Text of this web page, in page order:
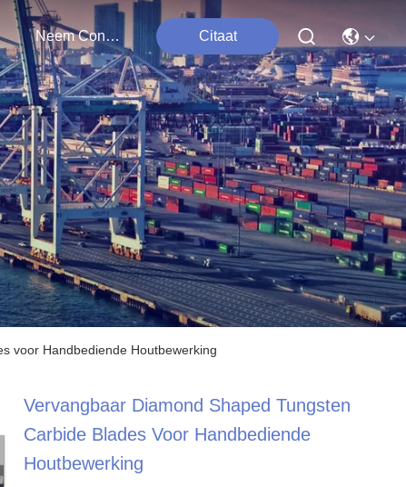
Neem Contact Met Ons Op Citaat
voor Handbediende Houtbewerking
Vervangbaar Diamond Shaped Tungsten
Carbide Blades Voor Handbediende
Houtbewerking